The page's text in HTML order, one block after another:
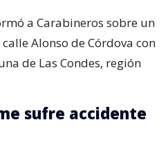
a Carabineros sobre un
Alonso de Córdova con
de Las Condes, región
sufre accidente